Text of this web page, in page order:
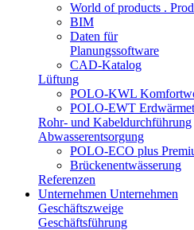
World of products .
BIM
Daten für
Planungssoftware
CAD-Katalog
Lüftung
POLO-KWL
POLO-EWT
Rohr- und Kabeldurchführung
Abwasserentsorgung
POLO-ECO plus
Brückenentwässerung
Referenzen
Unternehmen Unternehmen
Geschäftszweige
Geschäftsführung